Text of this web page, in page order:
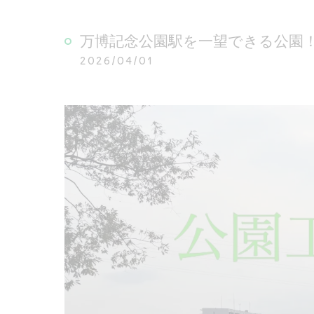
万博記念公園駅を一望できる公園
2026/04/01